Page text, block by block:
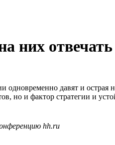
них отвечать
давят и
но и фактор стратегии и
hh.ru